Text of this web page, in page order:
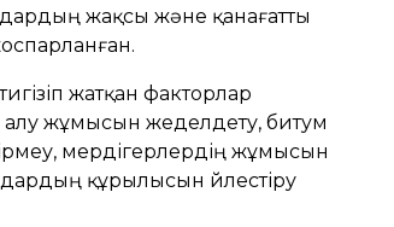
жақсы және қанағатты
жатқан факторлар
алу жұмысын жеделдету, битум
мердігерлердің жұмысын
құрылысын үйлестіру